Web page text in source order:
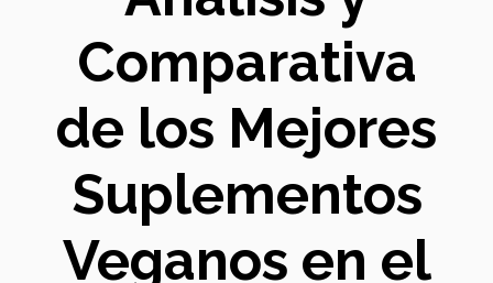
Comparativa
de los Mejores
Suplementos
Veganos en el